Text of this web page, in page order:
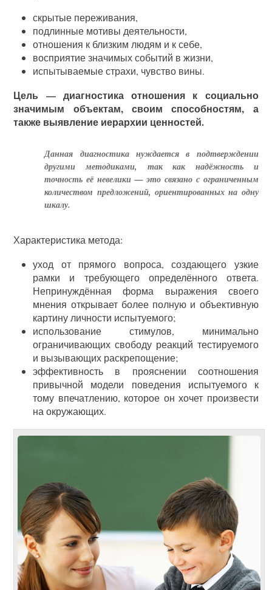
скрытые переживания,
подлинные мотивы деятельности,
отношения к близким людям и к себе,
восприятие значимых событий в жизни,
испытываемые страхи, чувство вины.
Цель — диагностика отношения к социально
значимым объектам, своим способностям, а
также выявление иерархии ценностей.
Данная диагностика нуждается в подтверждении
другими методиками, так как надёжность и
точность её невелики — это связано с ограниченным
количеством предложений, ориентированных на одну
шкалу.
Характеристика метода:
уход от прямого вопроса, создающего узкие
рамки и требующего определённого ответа.
Непринуждённая форма выражения своего
мнения открывает более полную и объективную
картину личности испытуемого;
использование стимулов, минимально
ограничивающих свободу реакций тестируемого
и вызывающих раскрепощение;
эффективность в прояснении соотношения
привычной модели поведения испытуемого к
тому впечатлению, которое он хочет произвести
на окружающих.